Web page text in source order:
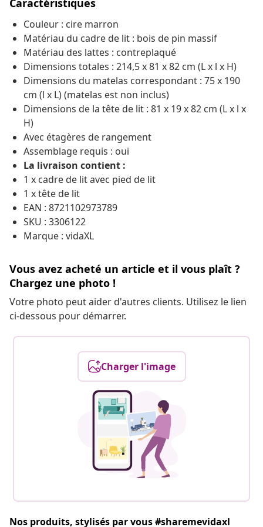
Caractéristiques
Couleur : cire marron
Matériau du cadre de lit : bois de pin massif
Matériau des lattes : contreplaqué
Dimensions totales : 214,5 x 81 x 82 cm (L x l x H)
Dimensions du matelas correspondant : 75 x 190
cm (l x L) (matelas est non inclus)
Dimensions de la tête de lit : 81 x 19 x 82 cm (L x l x
H)
Avec étagères de rangement
Assemblage requis : oui
La livraison contient :
1 x cadre de lit avec pied de lit
1 x tête de lit
EAN : 8721102973789
SKU : 3306122
Marque : vidaXL
Vous avez acheté un article et il vous plaît ?
Chargez une photo !
Votre photo peut aider d'autres clients. Utilisez le lien
ci-dessous pour démarrer.
Charger l'image
Nos produits, stylisés par vous #sharemevidaxl